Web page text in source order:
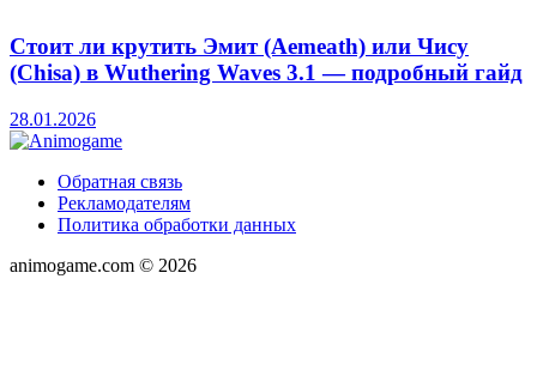
Стоит ли крутить Эмит (Aemeath) или Чису
(Chisa) в Wuthering Waves 3.1 — подробный гайд
28.01.2026
Обратная связь
Рекламодателям
Политика обработки данных
animogame.com © 2026